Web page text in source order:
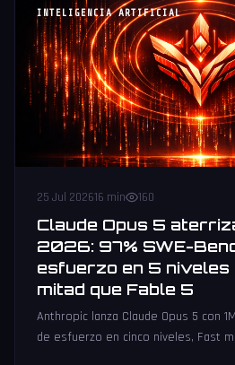
INTELIGENCIA ARTIFICIAL
25 Jul 202616 min 160
Claude Opus 5
2026: 97% SWE-
esfuerzo en 5 niveles
mitad que Fable 5
Anthropic lanza Claude Opus 5 con
de esfuerzo en cinco niveles, Fast